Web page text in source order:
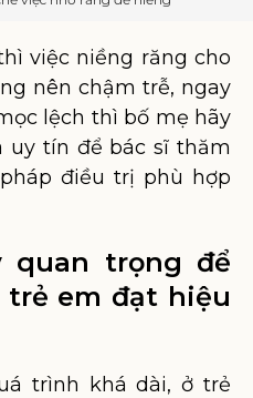
việc niềng răng cho
nên chậm trễ, ngay
lệch thì bố mẹ hãy
uy tín để bác sĩ thăm
điều trị phù hợp
quan trọng để
em đạt hiệu
trình khá dài, ở trẻ